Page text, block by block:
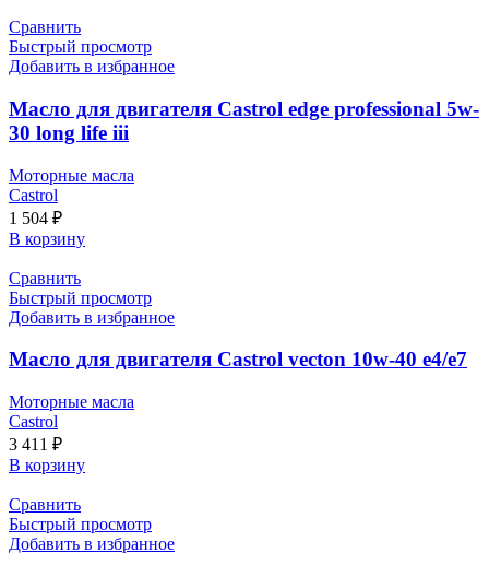
Сравнить
Быстрый просмотр
Добавить в избранное
Масло для двигателя Castrol edge professional 5w-
30 long life iii
Моторные масла
Castrol
1 504 ₽
В корзину
Сравнить
Быстрый просмотр
Добавить в избранное
Масло для двигателя Castrol vecton 10w-40 e4/e7
Моторные масла
Castrol
3 411 ₽
В корзину
Сравнить
Быстрый просмотр
Добавить в избранное